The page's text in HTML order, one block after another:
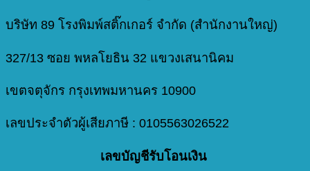
บริษัท 89 โรงพิมพ์สติ๊กเกอร์ จำกัด (สำนักงานใหญ่)
327/13 ซอย พหลโยธิน 32 แขวงเสนานิคม
เขตจตุจักร กรุงเทพมหานคร 10900
เลขประจำตัวผู้เสียภาษี : 0105563026522
เลขบัญชีรับโอนเงิน